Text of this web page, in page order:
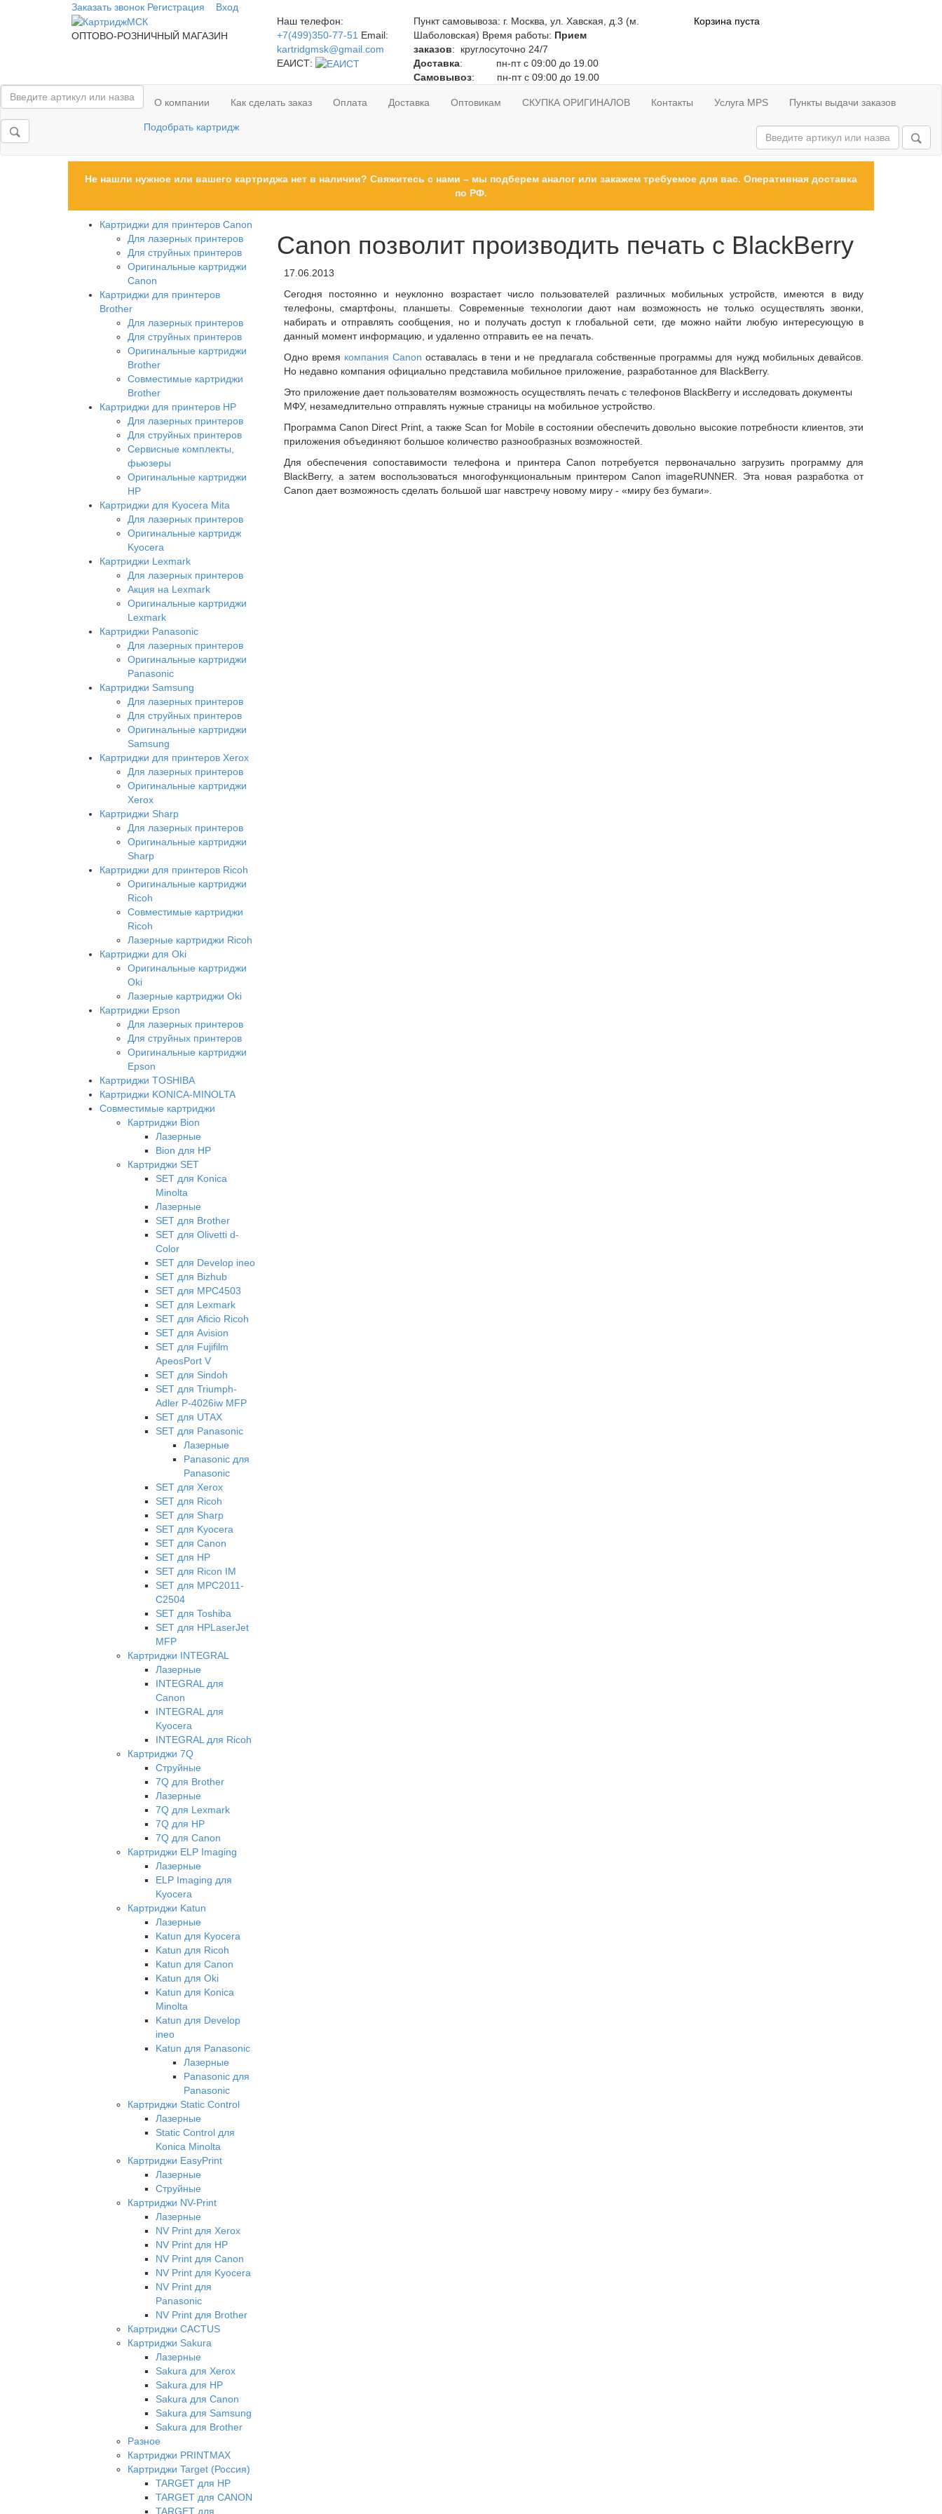
Заказать звонок Регистрация Вход
ОПТОВО-РОЗНИЧНЫЙ МАГАЗИН
Наш телефон:
+7(499)350-77-51 Email:
kartridgmsk@gmail.com
ЕАИСТ:
Пункт самовывоза: г. Москва, ул. Хавская, д.3 (м.
Шаболовская) Время работы: Прием
заказов: круглосуточно 24/7
Доставка: пн-пт с 09:00 до 19.00
Самовывоз: пн-пт с 09:00 до 19.00
Корзина пуста
О компании Как сделать заказ Оплата Доставка Оптовикам СКУПКА ОРИГИНАЛОВ Контакты Услуга MPS Пункты выдачи заказов
Подобрать картридж
Не нашли нужное или вашего картриджа нет в наличии? Свяжитесь с нами – мы подберем аналог или закажем требуемое для вас. Оперативная доставка
по РФ.
Canon позволит производить печать с BlackBerry
17.06.2013
Сегодня постоянно и неуклонно возрастает число пользователей различных мобильных устройств, имеются в виду
телефоны, смартфоны, планшеты. Современные технологии дают нам возможность не только осуществлять звонки,
набирать и отправлять сообщения, но и получать доступ к глобальной сети, где можно найти любую интересующую в
данный момент информацию, и удаленно отправить ее на печать.
Одно время компания Canon оставалась в тени и не предлагала собственные программы для нужд мобильных девайсов.
Но недавно компания официально представила мобильное приложение, разработанное для BlackBerry.
Это приложение дает пользователям возможность осуществлять печать с телефонов BlackBerry и исследовать документы
МФУ, незамедлительно отправлять нужные страницы на мобильное устройство.
Программа Canon Direct Print, а также Scan for Mobile в состоянии обеспечить довольно высокие потребности клиентов, эти
приложения объединяют большое количество разнообразных возможностей.
Для обеспечения сопоставимости телефона и принтера Canon потребуется первоначально загрузить программу для
BlackBerry, а затем воспользоваться многофункциональным принтером Canon imageRUNNER. Эта новая разработка от
Canon дает возможность сделать большой шаг навстречу новому миру - «миру без бумаги».
Картриджи для принтеров Сanon
Для лазерных принтеров
Для струйных принтеров
Оригинальные картриджи
Canon
Картриджи для принтеров
Brother
Для лазерных принтеров
Для струйных принтеров
Оригинальные картриджи
Brother
Совместимые картриджи
Brother
Картриджи для принтеров HP
Для лазерных принтеров
Для струйных принтеров
Сервисные комплекты,
фьюзеры
Оригинальные картриджи
HP
Картриджи для Kyocera Mita
Для лазерных принтеров
Оригинальные картридж
Kyocera
Картриджи Lexmark
Для лазерных принтеров
Акция на Lexmark
Оригинальные картриджи
Lexmark
Картриджи Panasonic
Для лазерных принтеров
Оригинальные картриджи
Panasonic
Картриджи Samsung
Для лазерных принтеров
Для струйных принтеров
Оригинальные картриджи
Samsung
Картриджи для принтеров Xerox
Для лазерных принтеров
Оригинальные картриджи
Xerox
Картриджи Sharp
Для лазерных принтеров
Оригинальные картриджи
Sharp
Картриджи для принтеров Ricoh
Оригинальные картриджи
Ricoh
Совместимые картриджи
Ricoh
Лазерные картриджи Ricoh
Картриджи для Oki
Оригинальные картриджи
Oki
Лазерные картриджи Oki
Картриджи Epson
Для лазерных принтеров
Для струйных принтеров
Оригинальные картриджи
Epson
Картриджи TOSHIBA
Картриджи KONICA-MINOLTA
Совместимые картриджи
Картриджи Bion
Лазерные
Bion для HP
Картриджи SET
SET для Konica
Minolta
Лазерные
SET для Brother
SET для Olivetti d-
Color
SET для Develop ineo
SET для Bizhub
SET для MPC4503
SET для Lexmark
SET для Aficio Ricoh
SET для Avision
SET для Fujifilm
ApeosPort V
SET для Sindoh
SET для Triumph-
Adler P-4026iw MFP
SET для UTAX
SET для Panasonic
Лазерные
Panasonic для
Panasonic
SET для Xerox
SET для Ricoh
SET для Sharp
SET для Kyocera
SET для Canon
SET для HP
SET для Ricon IM
SET для MPC2011-
C2504
SET для Toshiba
SET для HPLaserJet
MFP
Картриджи INTEGRAL
Лазерные
INTEGRAL для
Canon
INTEGRAL для
Kyocera
INTEGRAL для Ricoh
Картриджи 7Q
Струйные
7Q для Brother
Лазерные
7Q для Lexmark
7Q для HP
7Q для Canon
Картриджи ELP Imaging
Лазерные
ELP Imaging для
Kyocera
Картриджи Katun
Лазерные
Katun для Kyocera
Katun для Ricoh
Katun для Canon
Katun для Oki
Katun для Konica
Minolta
Katun для Develop
ineo
Katun для Panasonic
Лазерные
Panasonic для
Panasonic
Картриджи Static Control
Лазерные
Static Control для
Konica Minolta
Картриджи EasyPrint
Лазерные
Струйные
Картриджи NV-Print
Лазерные
NV Print для Xerox
NV Print для HP
NV Print для Canon
NV Print для Kyocera
NV Print для
Panasonic
NV Print для Brother
Картриджи CACTUS
Картриджи Sakura
Лазерные
Sakura для Xerox
Sakura для HP
Sakura для Canon
Sakura для Samsung
Sakura для Brother
Разное
Картриджи PRINTMAX
Картриджи Target (Россия)
TARGET для HP
TARGET для CANON
TARGET для